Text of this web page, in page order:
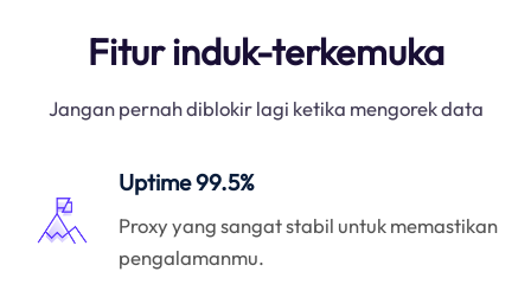
Fitur induk-terkemuka
Jangan pernah diblokir lagi ketika mengorek data
Uptime 99.5%
Proxy yang sangat stabil untuk memastikan
pengalamanmu.